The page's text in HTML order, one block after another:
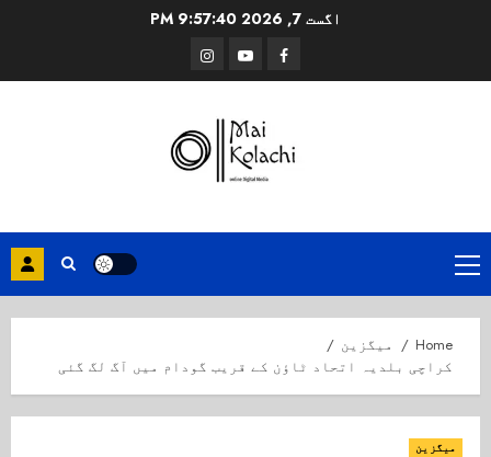
اگست 7, 2026 9:57:41 PM
Facebook
Youtube
Instagram
Primary
Menu
Home
میگزین
کراچی بلدیہ اتحاد ٹاؤن کے قریب گودام میں آگ لگ گئی
میگزین